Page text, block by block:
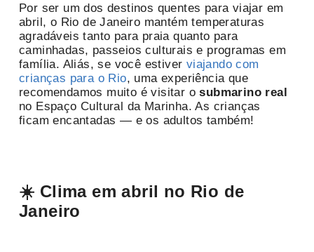
Por ser um dos destinos quentes para viajar em
abril, o Rio de Janeiro mantém temperaturas
agradáveis tanto para praia quanto para
caminhadas, passeios culturais e programas em
família. Aliás, se você estiver viajando com
crianças para o Rio, uma experiência que
recomendamos muito é visitar osubmarino real
no Espaço Cultural da Marinha. As crianças
ficam encantadas — e os adultos também!
☀️ Clima em abril no Rio de
Janeiro